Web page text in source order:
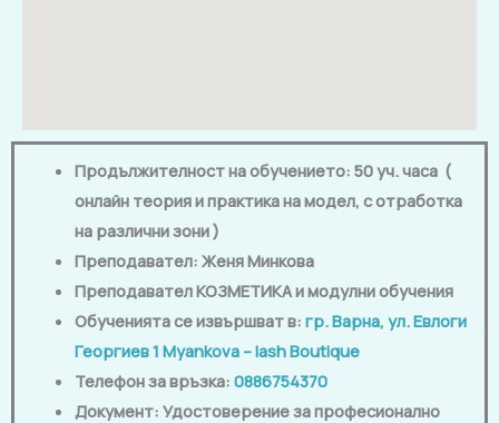
Продължителност на обучението: 50 уч. часа (
онлайн теория и практика на модел, с отработка
на различни зони )
Преподавател: Женя Минкова
Преподавател КОЗМЕТИКА и модулни обучения
Обученията се извършват в: гр. Варна, ул. Евлоги
Георгиев 1 Myankova – lash Boutique
Телефон за връзка: 0886754370
Документ: Удостоверение за професионално